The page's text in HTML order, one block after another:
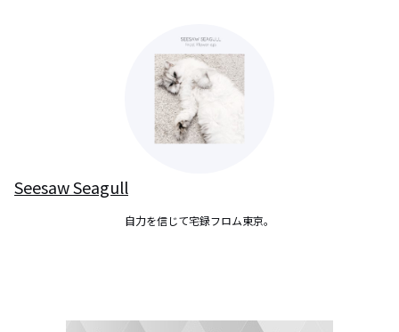
Seesaw Seagull
自力を信じて宅録フロム東京。